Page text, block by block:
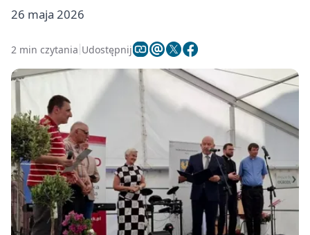
26 maja 2026
2 min czytania Udostępnij